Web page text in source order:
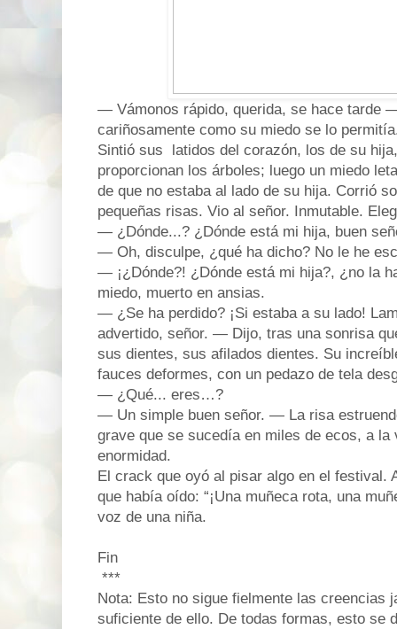
— Vámonos rápido, querida, se hace tarde
cariñosamente como su miedo se lo
Sintió sus latidos del corazón, los de su
proporcionan los árboles; luego un miedo
de que no estaba al lado de su hija. Corrió
pequeñas risas. Vio al señor. Inmutable.
— ¿Dónde...? ¿Dónde está mi hija, buen
— Oh, disculpe, ¿qué ha dicho? No le he
— ¡¿Dónde?! ¿Dónde está mi hija?, ¿no la
miedo, muerto en ansias.
— ¿Se ha perdido? ¡Si estaba a su lado!
advertido, señor. — Dijo, tras una sonrisa
sus dientes, sus afilados dientes. Su
fauces deformes, con un pedazo de tela
— ¿Qué... eres…?
— Un simple buen señor. — La risa
grave que se sucedía en miles de ecos, a la
enormidad.
El crack que oyó al pisar algo en el festival.
que había oído: “¡Una muñeca rota, una
voz de una niña.
Fin
***
Nota: Esto no sigue fielmente las creencias
suficiente de ello. De todas formas, esto se